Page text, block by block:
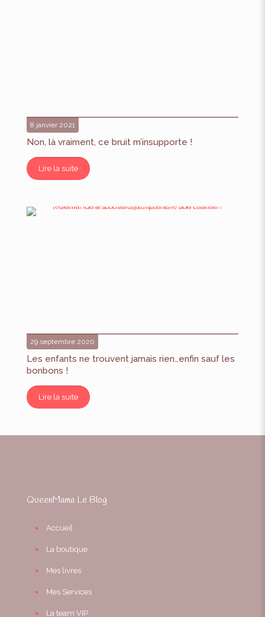
8 janvier 2021
Non, là vraiment, ce bruit m’insupporte !
Lire la suite
29 septembre 2020
Les enfants ne trouvent jamais rien…enfin sauf les
bonbons !
Lire la suite
QueenMama Le Blog
Accueil
La boutique
Mes livres
Mes Services
La team VIP